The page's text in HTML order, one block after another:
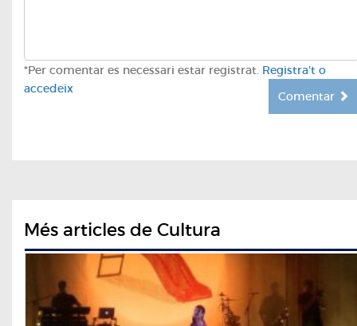
*Per comentar es necessari estar registrat. Registra't o
accedeix
Comentar
Més articles de Cultura